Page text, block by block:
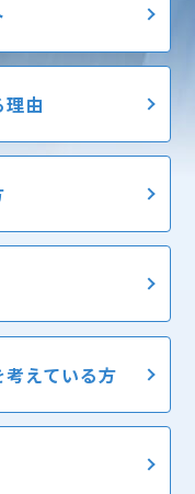
理由
考えている方